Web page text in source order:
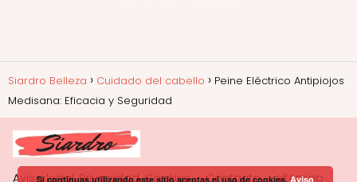
Siardro Belleza Cuidado del cabello
Peine Eléctrico Antipiojos
Medisana: Eficacia y Seguridad
Aviso legal, Privacidad, Cookies Contacto sitemap
Si continuas utilizando este sitio aceptas el uso de cookies.Aviso